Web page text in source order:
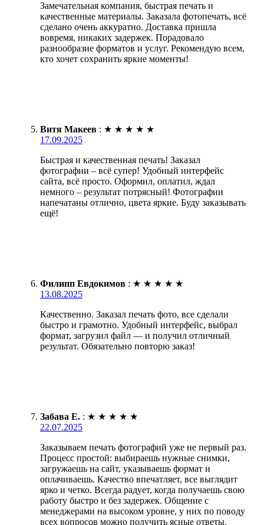
Замечательная компания, быстрая печать и
качественные материалы. Заказала фотопечать, всё
сделано очень аккуратно. Доставка пришла
вовремя, никаких задержек. Порадовало
разнообразие форматов и услуг. Рекомендую всем,
кто хочет сохранить яркие моменты!
Витя Макеев : ★ ★ ★ ★ ★
17.09.2025
Быстрая и качественная печать! Заказал
фотографии – всё супер! Удобный интерфейс
сайта, всё просто. Оформил, оплатил, ждал
немного – результат потрясный! Фотографии
напечатаны отлично, цвета яркие. Буду заказывать
ещё!
Филипп Евдокимов : ★ ★ ★ ★ ★
13.08.2025
Качественно. Заказал печать фото, все сделали
быстро и грамотно. Удобный интерфейс, выбрал
формат, загрузил файл — и получил отличный
результат. Обязательно повторю заказ!
Забава Е. : ★ ★ ★ ★ ★
22.07.2025
Заказываем печать фотографий уже не первый раз.
Процесс простой: выбираешь нужные снимки,
загружаешь на сайт, указываешь формат и
оплачиваешь. Качество впечатляет, все выглядит
ярко и четко. Всегда радует, когда получаешь свою
работу быстро и без задержек. Общение с
менеджерами на высоком уровне, у них по поводу
всех вопросов можно получить ясные ответы.